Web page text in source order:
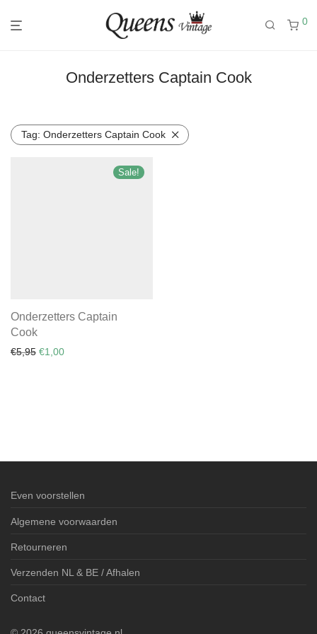
0
Onderzetters Captain Cook
Tag: Onderzetters Captain Cook
Sale!
Onderzetters Captain
Cook
€5,95 Original price was: €5,95.
€1,00Current price is: €1,00.
Even voorstellen
Algemene voorwaarden
Retourneren
Verzenden NL & BE / Afhalen
Contact